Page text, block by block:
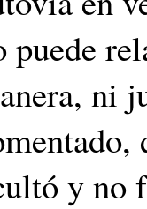
puede
ni
y no